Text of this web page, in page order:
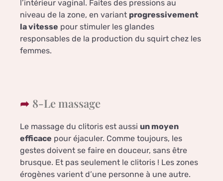
l’intérieur vaginal. Faites des pressions au
niveau de la zone, en variant progressivement
la vitesse pour stimuler les glandes
responsables de la production du squirt chez les
femmes.
8-Le massage
Le massage du clitoris est aussi un moyen
efficace pour éjaculer. Comme toujours, les
gestes doivent se faire en douceur, sans être
brusque. Et pas seulement le clitoris ! Les zones
érogènes varient d’une personne à une autre.